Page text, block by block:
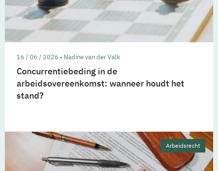
16 / 06 / 2026 • Nadine van der Valk
Concurrentiebeding in de
arbeidsovereenkomst: wanneer houdt het
stand?
Arbeidsrecht